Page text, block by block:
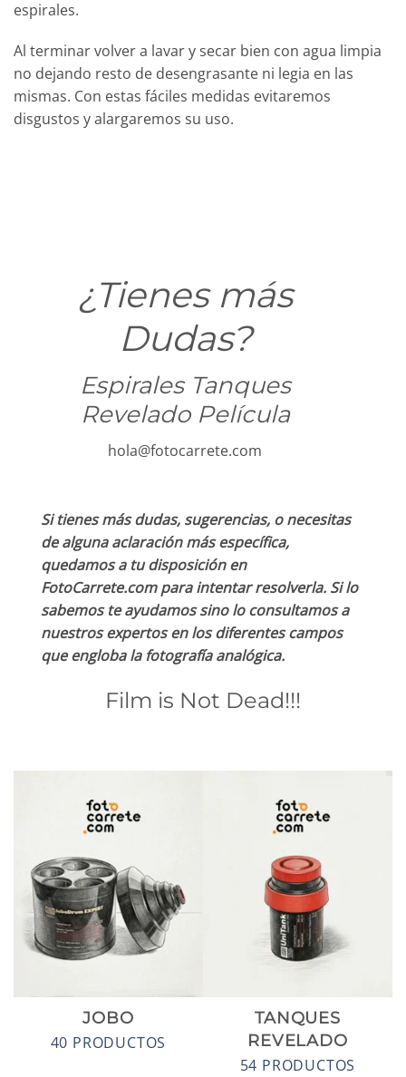
espirales.
Al terminar volver a lavar y secar bien con agua limpia
no dejando resto de desengrasante ni legia en las
mismas. Con estas fáciles medidas evitaremos
disgustos y alargaremos su uso.
¿Tienes más
Dudas?
Espirales Tanques
Revelado Película
hola@fotocarrete.com
Si tienes más dudas, sugerencias, o necesitas
de alguna aclaración más específica,
quedamos a tu disposición en
FotoCarrete.com para intentar resolverla. Si lo
sabemos te ayudamos sino lo consultamos a
nuestros expertos en los diferentes campos
que engloba la fotografía analógica.
Film is Not Dead!!!
JOBO
40 PRODUCTOS
TANQUES
REVELADO
54 PRODUCTOS